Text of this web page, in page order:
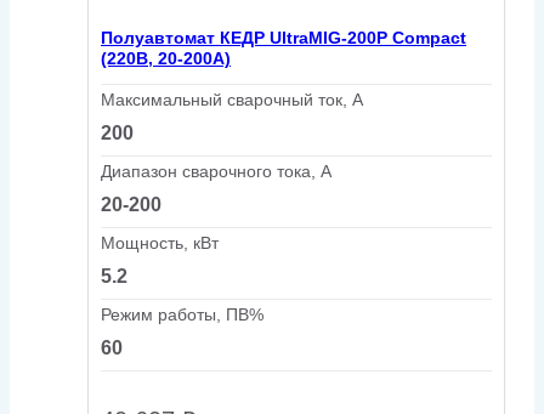
Полуавтомат КЕДР UltraMIG-200P Compact
(220В, 20-200А)
Максимальный сварочный ток, А
200
Диапазон сварочного тока, А
20-200
Мощность, кВт
5.2
Режим работы, ПВ%
60